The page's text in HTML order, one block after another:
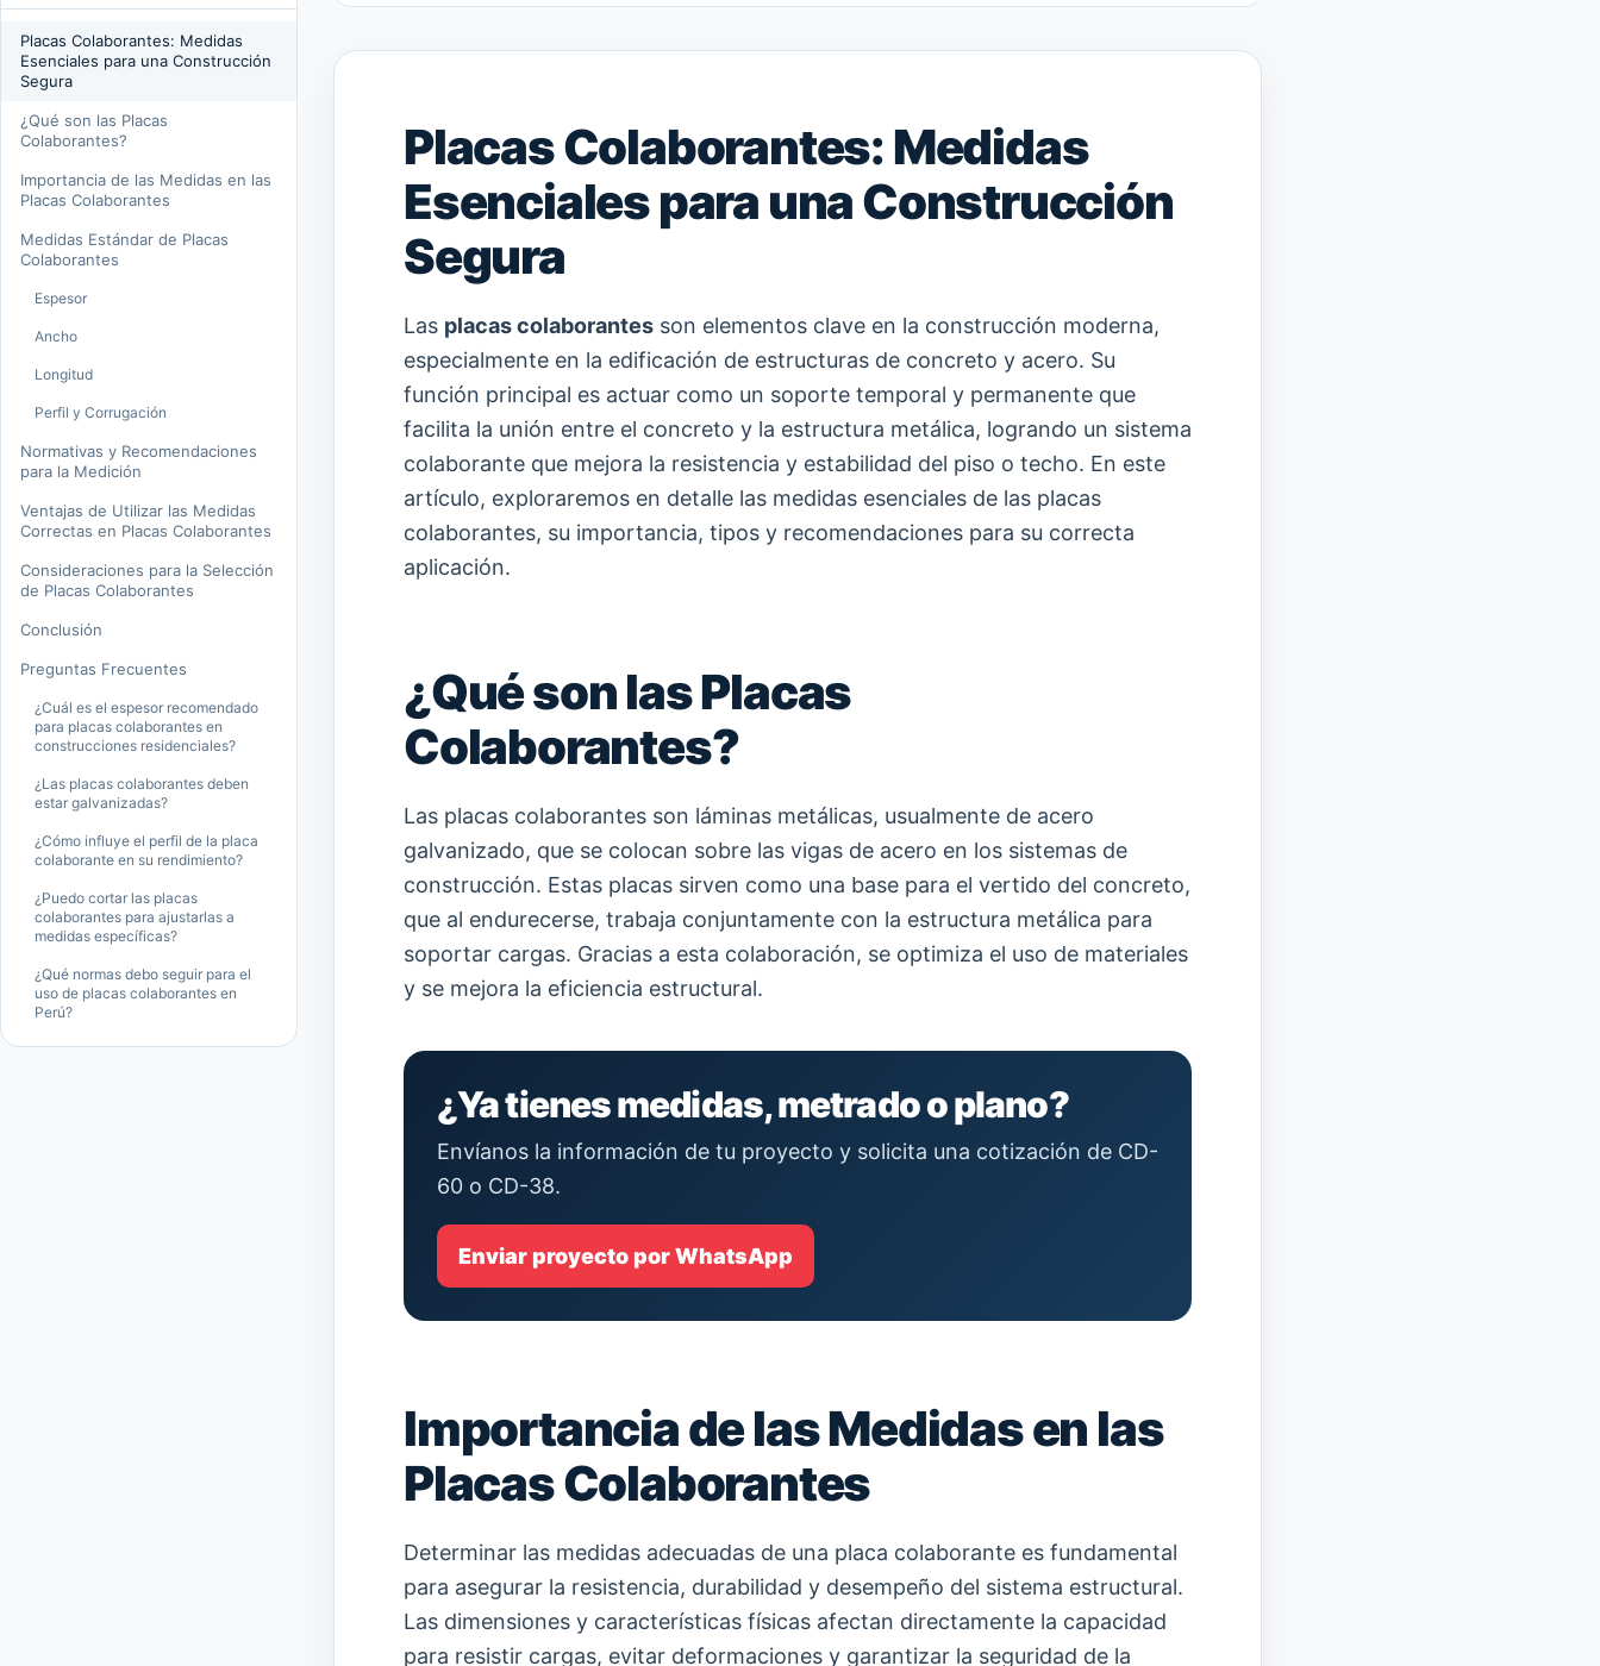
Placas Colaborantes: Medidas
Esenciales para una Construcción
Segura
¿Qué son las Placas
Colaborantes?
Importancia de las Medidas en las
Placas Colaborantes
Medidas Estándar de Placas
Colaborantes
Espesor
Ancho
Longitud
Perfil y Corrugación
Normativas y Recomendaciones
para la Medición
Ventajas de Utilizar las Medidas
Correctas en Placas Colaborantes
Consideraciones para la Selección
de Placas Colaborantes
Conclusión
Preguntas Frecuentes
¿Cuál es el espesor recomendado
para placas colaborantes en
construcciones residenciales?
¿Las placas colaborantes deben
estar galvanizadas?
¿Cómo influye el perfil de la placa
colaborante en su rendimiento?
¿Puedo cortar las placas
colaborantes para ajustarlas a
medidas específicas?
¿Qué normas debo seguir para el
uso de placas colaborantes en
Perú?
Placas Colaborantes: Medidas
Esenciales para una Construcción
Segura
Las placas colaborantes son elementos clave en la construcción moderna,
especialmente en la edificación de estructuras de concreto y acero. Su
función principal es actuar como un soporte temporal y permanente que
facilita la unión entre el concreto y la estructura metálica, logrando un sistema
colaborante que mejora la resistencia y estabilidad del piso o techo. En este
artículo, exploraremos en detalle las medidas esenciales de las placas
colaborantes, su importancia, tipos y recomendaciones para su correcta
aplicación.
¿Qué son las Placas
Colaborantes?
Las placas colaborantes son láminas metálicas, usualmente de acero
galvanizado, que se colocan sobre las vigas de acero en los sistemas de
construcción. Estas placas sirven como una base para el vertido del concreto,
que al endurecerse, trabaja conjuntamente con la estructura metálica para
soportar cargas. Gracias a esta colaboración, se optimiza el uso de materiales
y se mejora la eficiencia estructural.
¿Ya tienes medidas, metrado o plano?
Envíanos la información de tu proyecto y solicita una cotización de CD-
60 o CD-38.
Enviar proyecto por WhatsApp
Importancia de las Medidas en las
Placas Colaborantes
Determinar las medidas adecuadas de una placa colaborante es fundamental
para asegurar la resistencia, durabilidad y desempeño del sistema estructural.
Las dimensiones y características físicas afectan directamente la capacidad
para resistir cargas, evitar deformaciones y garantizar la seguridad de la